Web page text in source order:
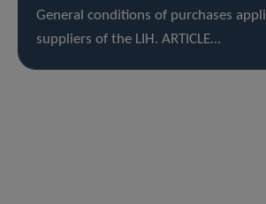
General conditions of purchases
suppliers of the LIH. ARTICLE…